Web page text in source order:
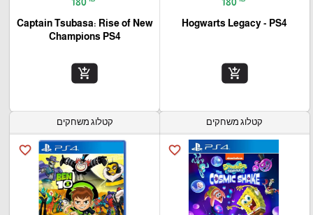
Hogwarts Legacy - PS4
add_shopping_cart
Captain Tsubasa: Rise of New
Champions PS4
add_shopping_cart
קטלוג משחקים
favorite_border
קטלוג משחקים
favorite_border